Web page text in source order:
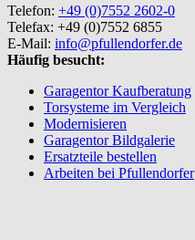
Telefon: +49 (0)7552 2602-0
Telefax: +49 (0)7552 6855
E-Mail: info@pfullendorfer.de
Häufig besucht:
Garagentor Kaufberatung
Torsysteme im Vergleich
Modernisieren
Garagentor Bildgalerie
Ersatzteile bestellen
Arbeiten bei Pfullendorfer